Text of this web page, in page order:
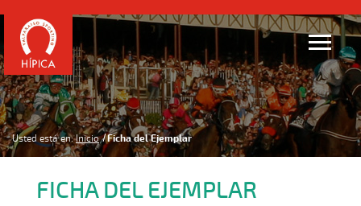
Usted está en: Inicio Ficha del Ejemplar
FICHA DEL EJEMPLAR